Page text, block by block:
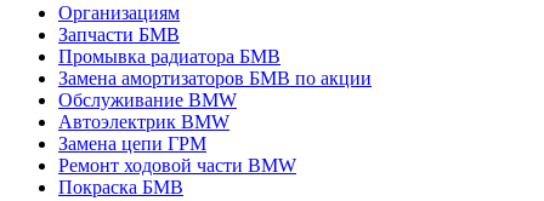
Организациям
Запчасти БМВ
Промывка радиатора БМВ
Замена амортизаторов БМВ по акции
Обслуживание BMW
Автоэлектрик BMW
Замена цепи ГРМ
Ремонт ходовой части BMW
Покраска БМВ